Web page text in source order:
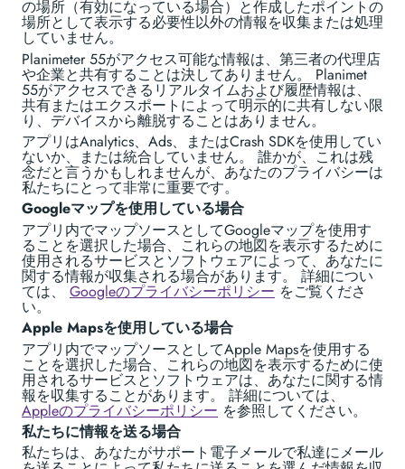
の場所（有効になっている場合）と作成したポイントの
場所として表示する必要性以外の情報を収集または処理
していません。
Planimeter 55がアクセス可能な情報は、第三者の代理店
や企業と共有することは決してありません。 Planimet
55がアクセスできるリアルタイムおよび履歴情報は、
共有またはエクスポートによって明示的に共有しない限
り、デバイスから離脱することはありません。
アプリはAnalytics、Ads、またはCrash SDKを使用してい
ないか、または統合していません。 誰かが、これは残
念だと言うかもしれませんが、あなたのプライバシーは
私たちにとって非常に重要です。
Googleマップを使用している場合
アプリ内でマップソースとしてGoogleマップを使用す
ることを選択した場合、これらの地図を表示するために
使用されるサービスとソフトウェアによって、あなたに
関する情報が収集される場合があります。 詳細につい
ては、 Googleのプライバシーポリシー をご覧くださ
い。
Apple Mapsを使用している場合
アプリ内でマップソースとしてApple Mapsを使用する
ことを選択した場合、これらの地図を表示するために使
用されるサービスとソフトウェアは、あなたに関する情
報を収集することがあります。 詳細については、
Appleのプライバシーポリシー を参照してください。
私たちに情報を送る場合
私たちは、あなたがサポート電子メールで私達にメール